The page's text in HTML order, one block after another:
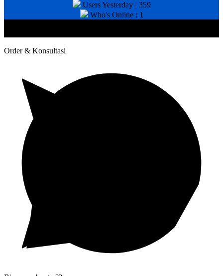
Users Yesterday : 359
Who's Online : 1
Order & Konsultasi